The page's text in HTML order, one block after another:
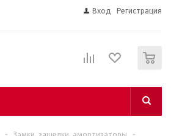
Вход Регистрация